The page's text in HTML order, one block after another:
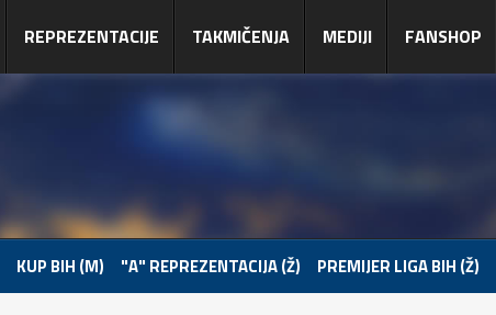
REPREZENTACIJE TAKMIČENJA MEDIJI FANSHOP
KUP BIH (M) "A" REPREZENTACIJA (Ž) PREMIJER LIGA BIH (Ž)